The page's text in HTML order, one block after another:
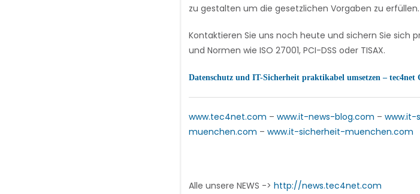
zu gestalten um die gesetzlichen Vorgaben zu erfüllen.
Kontaktieren Sie uns noch heute und sichern Sie sich
und Normen wie ISO 27001, PCI-DSS oder TISAX.
Datenschutz und IT-Sicherheit praktikabel umsetzen – tec4net
www.tec4net.com – www.it-news-blog.com – www.it-
muenchen.com – www.it-sicherheit-muenchen.com
Alle unsere NEWS -> http://news.tec4net.com